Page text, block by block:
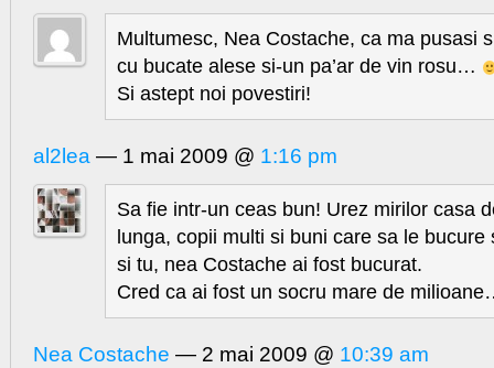
Multumesc, Nea Costache, ca ma pusasi
cu bucate alese si-un pa’ar de vin rosu…
Si astept noi povestiri!
al2lea — 1 mai 2009 @ 1:16 pm
Sa fie intr-un ceas bun! Urez mirilor casa
lunga, copii multi si buni care sa le
si tu, nea Costache ai fost bucurat.
Cred ca ai fost un socru mare de
Nea Costache — 2 mai 2009 @ 10:39 am